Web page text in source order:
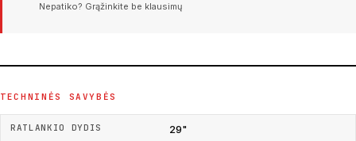
Nepatiko? Grąžinkite be klausimų
TECHNINĖS SAVYBĖS
RATLANKIO DYDIS 29"